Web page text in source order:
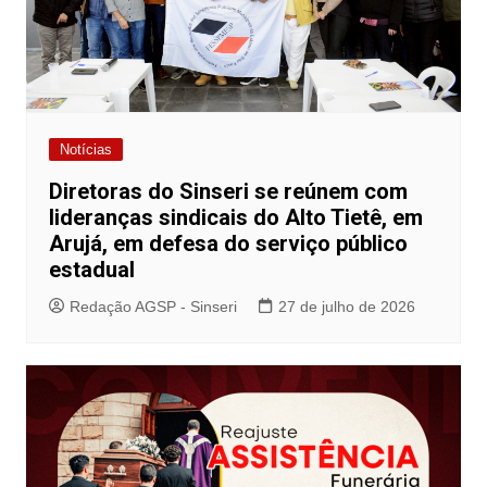
Notícias
Diretoras do Sinseri se reúnem com
lideranças sindicais do Alto Tietê, em
Arujá, em defesa do serviço público
estadual
Redação AGSP - Sinseri 27 de julho de 2026